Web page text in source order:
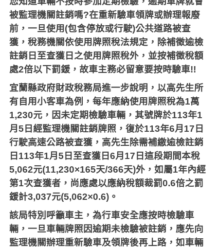
被監理機關註銷嗎?在重新驗車領牌或辦理報廢
前，一旦使用(包含停放或行駛)公共道路被查
獲，稅務機關依使用牌照稅法規定，除補徵逾檢
註銷日至查獲日之使用牌照稅外，並按補徵稅額
處2倍以下罰鍰，故車主務必留意要按時驗車!!
宜蘭縣政府財政稅務局進一步說明，以高先生所
有自用小客車為例，每年應納使用牌照稅為1萬
1,230元，因未定期檢驗車輛，其號牌於113年1
月5 日經監理機關註銷牌照，復於113年6月 17 日
行駛高速公路被查獲，高先生除需補繳逾檢註銷
日 113年1月5 日至查獲日6月 17 日這段期間本稅
5,062元(11,230×165天/366天)外，如屬1年內經
第1次查獲者，尚應處以應納稅額裁罰0.6倍之罰
鍰計3,037元(5,062×0.6) 。
該局特別呼籲車主，為行車安全應按時檢驗車
輛，一旦車輛牌照因逾期未檢驗被註銷，應先向
監理機關辦理重新驗車及領牌後再上路，如車輛